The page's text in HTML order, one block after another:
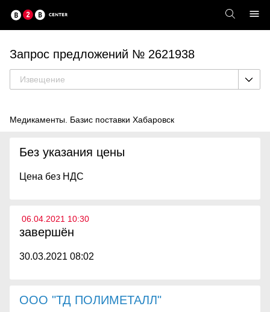
Запрос предложений № 2621938
Извещение
Медикаменты. Базис поставки Хабаровск
Без указания цены
Цена без НДС
06.04.2021 10:30
завершён
30.03.2021 08:02
ООО "ТД ПОЛИМЕТАЛЛ"